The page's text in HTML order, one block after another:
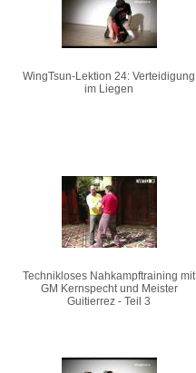
WingTsun-Lektion 24: Verteidigung
im Liegen
Technikloses Nahkampftraining mit
GM Kernspecht und Meister
Guitierrez - Teil 3